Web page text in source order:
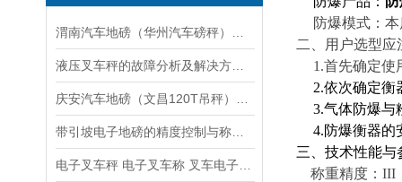
防爆模式：
二、用户选型应
1.首先确定使
2.依次确定衡
3.气体防爆与
4.防爆衡器的
三、技术性能与
称重精度： III